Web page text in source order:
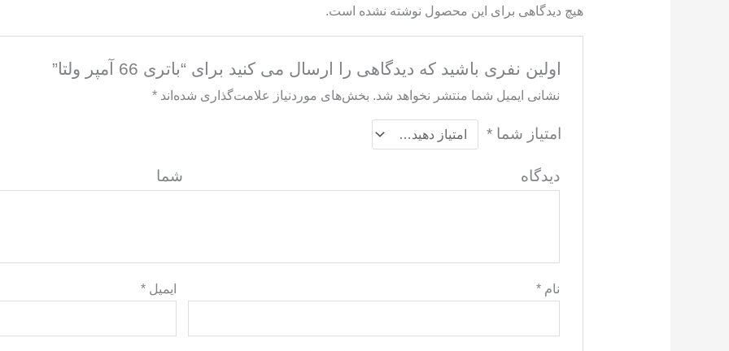
هیچ دیدگاهی برای این محصول نوشته نشده است.
اولین نفری باشید که دیدگاهی را ارسال می کنید برای “باتری 66 آمپر ولتا”
نشانی ایمیل شما منتشر نخواهد شد. بخش‌های موردنیاز علامت‌گذاری شده‌اند*
امتیاز شما*
دیدگاه
نام* ایمیل*